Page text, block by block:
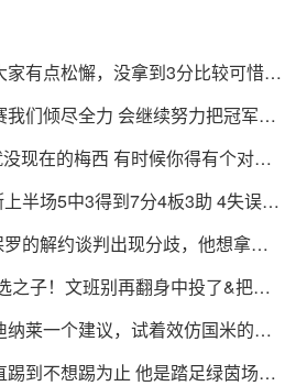
有点松懈，没拿到3分比较可惜，
们倾尽全力 会继续努力把冠军奖
现在的梅西 有时候你得有个对
半场5中3得到7分4板3助 4失误太
的解约谈判出现分歧，他想拿到
之子！文班别再翻身中投了&把球
莱一个建议，试着效仿国米的这
到不想踢为止 他是踏足绿茵场最